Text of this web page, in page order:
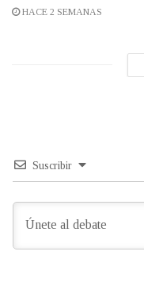
HACE 2 SEMANAS
Suscribir